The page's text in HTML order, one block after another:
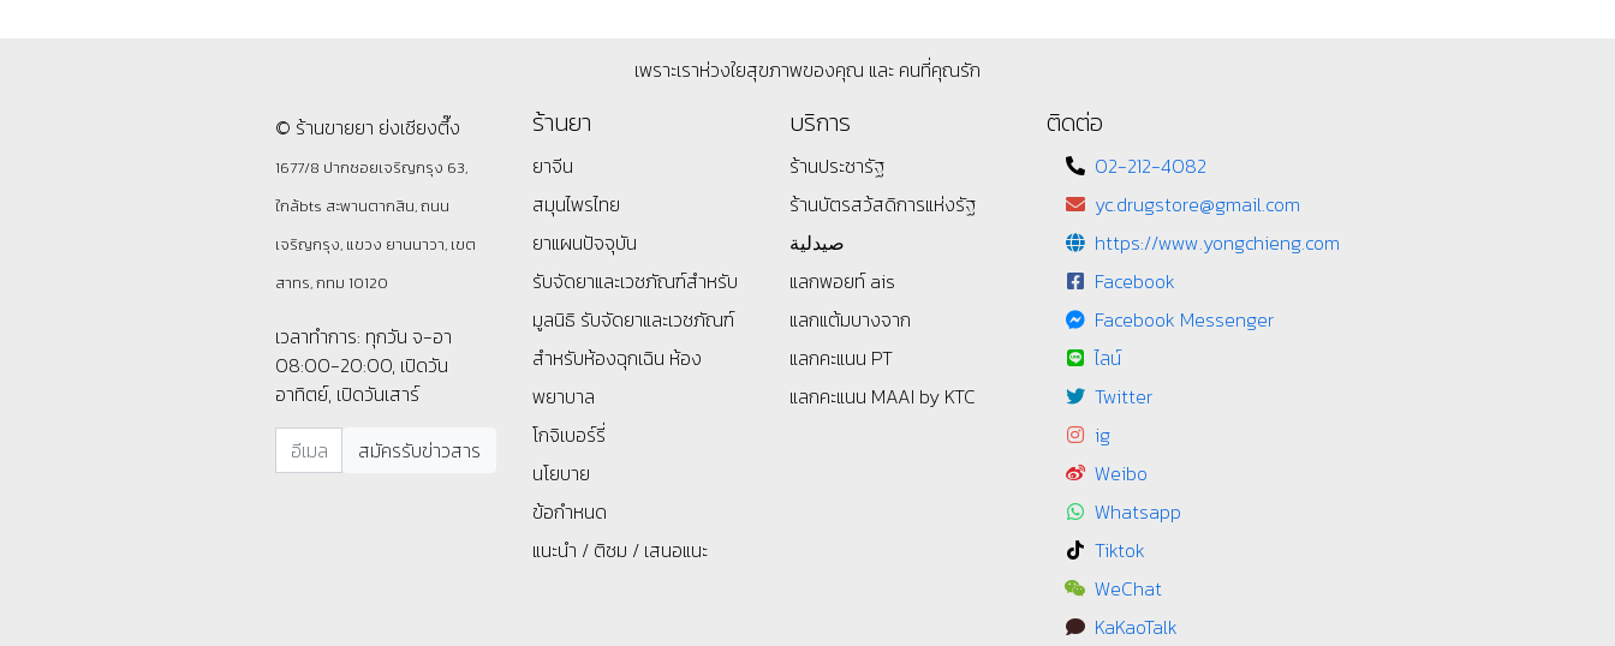
เพราะเราห่วงใยสุขภาพของคุณ และ คนที่คุณรัก
© ร้านขายยา ย่งเชียงตึ๊ง
1677/8 ปากซอยเจริญกรุง 63,
ใกล้bts สะพานตากสิน, ถนน
เจริญกรุง, แขวง ยานนาวา, เขต
สาทร, กทม 10120
เวลาทำการ: ทุกวัน จ-อา
08:00-20:00, เปิดวัน
อาทิตย์, เปิดวันเสาร์
ร้านยา
ยาจีน
สมุนไพรไทย
ยาแผนปัจจุบัน
รับจัดยาและเวชภัณฑ์สำหรับ
มูลนิธิ รับจัดยาและเวชภัณฑ์
สำหรับห้องฉุกเฉิน ห้อง
พยาบาล
โกจิเบอร์รี่
นโยบาย
ข้อกำหนด
แนะนำ / ติชม / เสนอแนะ
บริการ
ร้านประชารัฐ
ร้านบัตรสว้สดิการแห่งรัฐ
صيدلية
แลกพอยท์ ais
แลกแต้มบางจาก
แลกคะแนน PT
แลกคะแนน MAAI by KTC
ติดต่อ
02-212-4082
yc.drugstore@gmail.com
https://www.yongchieng.com
Facebook
Facebook Messenger
ไลน์
Twitter
ig
Weibo
Whatsapp
Tiktok
WeChat
KaKaoTalk